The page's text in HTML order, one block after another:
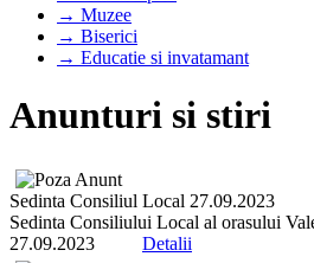
→ Muzee
→ Biserici
→ Educatie si invatamant
Anunturi si stiri
Sedinta Consiliul Local 27.09.2023
Sedinta Consiliului Local al orasului
27.09.2023 Detalii